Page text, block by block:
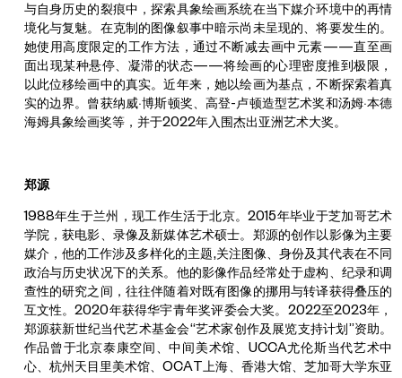
与自身历史的裂痕中，探索具象绘画系统在当下媒介环境中的再情
境化与复魅。在克制的图像叙事中暗示尚未呈现的、将要发生的。
她使用高度限定的工作方法，通过不断减去画中元素——直至画
面出现某种悬停、凝滞的状态——将绘画的心理密度推到极限，
以此位移绘画中的真实。近年来，她以绘画为基点，不断探索着真
实的边界。曾获纳威·博斯顿奖、高登-卢顿造型艺术奖和汤姆·本德
海姆具象绘画奖等，并于2022年入围杰出亚洲艺术大奖。
郑源
1988年生于兰州，现工作生活于北京。2015年毕业于芝加哥艺术
学院，获电影、录像及新媒体艺术硕士。郑源的创作以影像为主要
媒介，他的工作涉及多样化的主题,关注图像、身份及其代表在不同
政治与历史状况下的关系。他的影像作品经常处于虚构、纪录和调
查性的研究之间，往往伴随着对既有图像的挪用与转译获得叠压的
互文性。2020年获得华宇青年奖评委会大奖。2022至2023年，
郑源获新世纪当代艺术基金会“艺术家创作及展览支持计划”资助。
作品曾于北京泰康空间、中间美术馆、UCCA尤伦斯当代艺术中
心、杭州天目里美术馆、OCAT上海、香港大馆、芝加哥大学东亚